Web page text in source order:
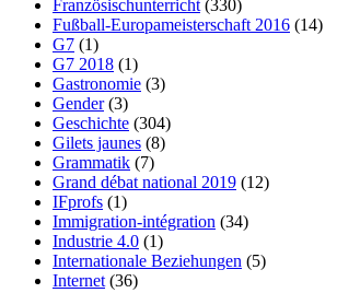
Französischunterricht (330)
Fußball-Europameisterschaft 2016 (14)
G7 (1)
G7 2018 (1)
Gastronomie (3)
Gender(3)
Geschichte (304)
Gilets jaunes (8)
Grammatik (7)
Grand débat national 2019 (12)
IFprofs (1)
Immigration-intégration (34)
Industrie 4.0 (1)
Internationale Beziehungen (5)
Internet (36)